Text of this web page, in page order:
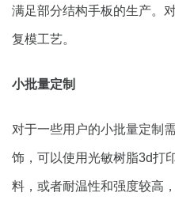
满足部分结构手板的生产。
复模工艺。
小批量定制
对于一些用户的小批量定制
饰，可以使用光敏树脂3d打
料，或者耐温性和强度较高